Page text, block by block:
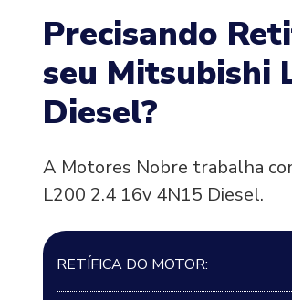
Precisando
seu Mitsubishi
Diesel?
A Motores Nobre trabalha
L200 2.4 16v 4N15 Diesel.
RETÍFICA DO MOTOR: